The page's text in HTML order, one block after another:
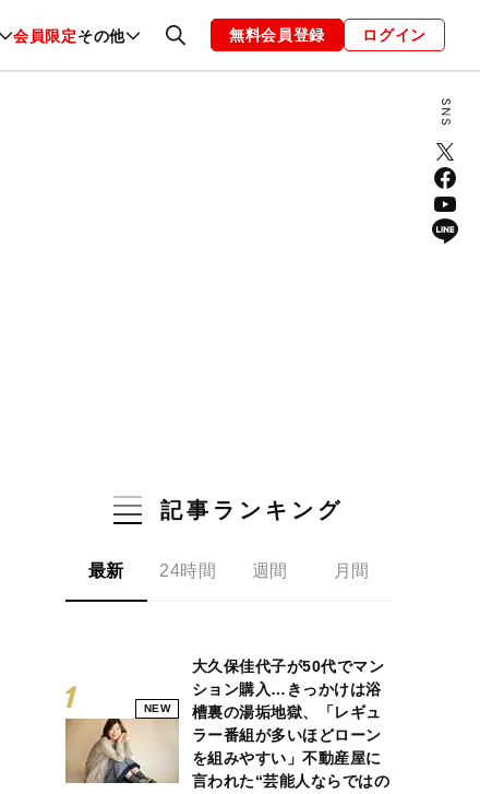
会員限定その他
ァッション 恋愛・結婚 編集部 お知らせ
無料会員登録 ログイン
記事ランキング
最新 24時間 週間 月間
NEW
大久保佳代子が50代でマン
ション購入…きっかけは浴
槽裏の湯垢地獄、「レギュ
ラー番組が多いほどローン
を組みやすい」不動産屋に
言われた“芸能人ならではの